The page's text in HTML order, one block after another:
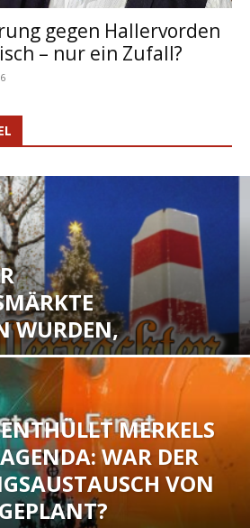
gegen Hallervorden
– nur ein Zufall?
WURDEN,
MERKELS
WAR DER
VON